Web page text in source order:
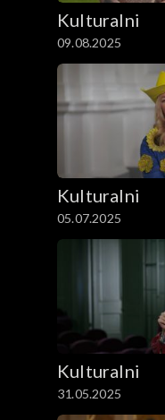
Kulturalni
09.08.2025
Kulturalni
05.07.2025
Kulturalni
31.05.2025